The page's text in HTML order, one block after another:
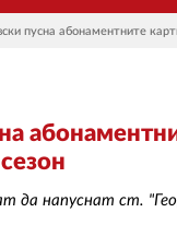
пусна абонаментните
да напуснат ст.
ДРУГИ
ЗА НАС